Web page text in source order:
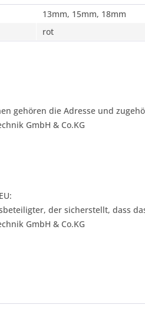
13mm, 15mm, 18mm
rot
gehören die Adresse und
GmbH & Co.KG
der sicherstellt, dass
GmbH & Co.KG